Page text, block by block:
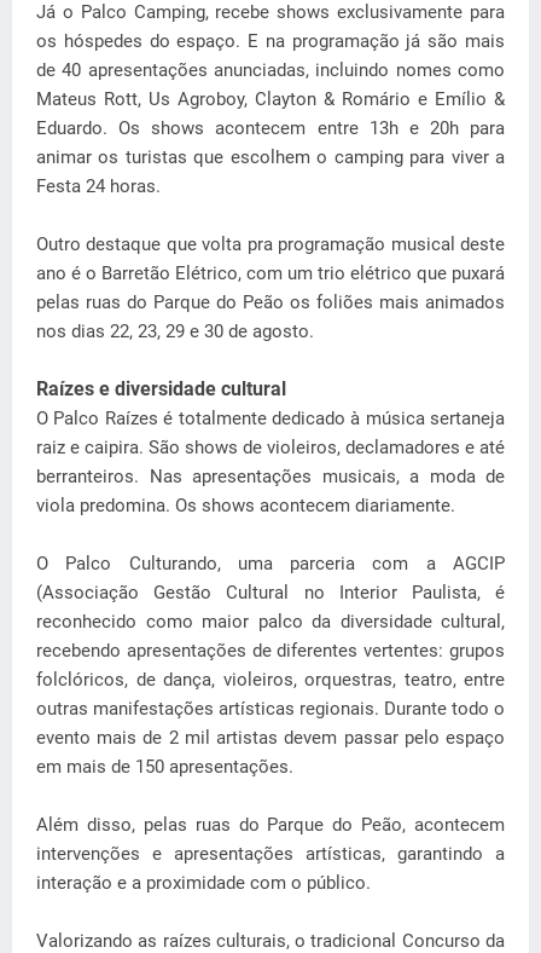
Já o Palco Camping, recebe shows exclusivamente para
os hóspedes do espaço. E na programação já são mais
de 40 apresentações anunciadas, incluindo nomes como
Mateus Rott, Us Agroboy, Clayton & Romário e Emílio &
Eduardo. Os shows acontecem entre 13h e 20h para
animar os turistas que escolhem o camping para viver a
Festa 24 horas.
Outro destaque que volta pra programação musical deste
ano é o Barretão Elétrico, com um trio elétrico que puxará
pelas ruas do Parque do Peão os foliões mais animados
nos dias 22, 23, 29 e 30 de agosto.
Raízes e diversidade cultural
O Palco Raízes é totalmente dedicado à música sertaneja
raiz e caipira. São shows de violeiros, declamadores e até
berranteiros. Nas apresentações musicais, a moda de
viola predomina. Os shows acontecem diariamente.
O Palco Culturando, uma parceria com a AGCIP
(Associação Gestão Cultural no Interior Paulista, é
reconhecido como maior palco da diversidade cultural,
recebendo apresentações de diferentes vertentes: grupos
folclóricos, de dança, violeiros, orquestras, teatro, entre
outras manifestações artísticas regionais. Durante todo o
evento mais de 2 mil artistas devem passar pelo espaço
em mais de 150 apresentações.
Além disso, pelas ruas do Parque do Peão, acontecem
intervenções e apresentações artísticas, garantindo a
interação e a proximidade com o público.
Valorizando as raízes culturais, o tradicional Concurso da